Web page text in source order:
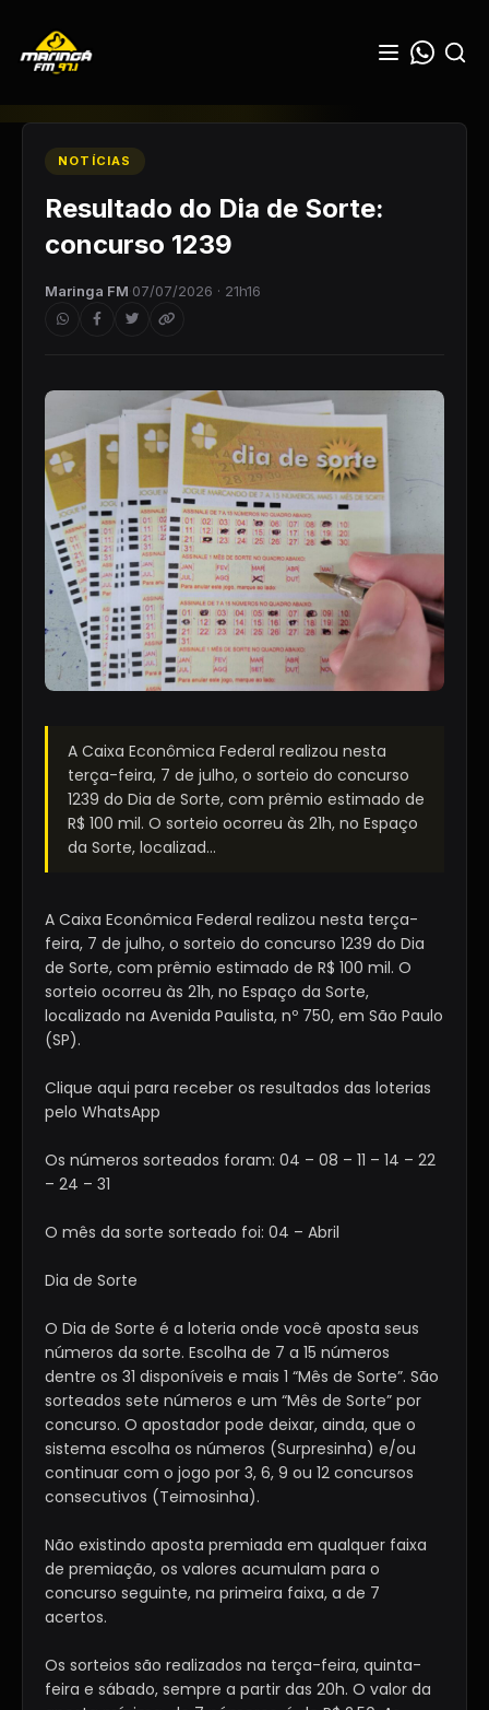
NOTÍCIAS
Resultado do Dia de Sorte:
concurso 1239
Maringa FM 07/07/2026 · 21h16
A Caixa Econômica Federal realizou nesta
terça-feira, 7 de julho, o sorteio do concurso
1239 do Dia de Sorte, com prêmio estimado de
R$ 100 mil. O sorteio ocorreu às 21h, no Espaço
da Sorte, localizad...
A Caixa Econômica Federal realizou nesta terça-
feira, 7 de julho, o sorteio do concurso 1239 do Dia
de Sorte, com prêmio estimado de R$ 100 mil. O
sorteio ocorreu às 21h, no Espaço da Sorte,
localizado na Avenida Paulista, nº 750, em São Paulo
(SP).
Clique aqui para receber os resultados das loterias
pelo WhatsApp
Os números sorteados foram: 04 – 08 – 11 – 14 – 22
– 24 – 31
O mês da sorte sorteado foi: 04 – Abril
Dia de Sorte
O Dia de Sorte é a loteria onde você aposta seus
números da sorte. Escolha de 7 a 15 números
dentre os 31 disponíveis e mais 1 “Mês de Sorte”. São
sorteados sete números e um “Mês de Sorte” por
concurso. O apostador pode deixar, ainda, que o
sistema escolha os números (Surpresinha) e/ou
continuar com o jogo por 3, 6, 9 ou 12 concursos
consecutivos (Teimosinha).
Não existindo aposta premiada em qualquer faixa
de premiação, os valores acumulam para o
concurso seguinte, na primeira faixa, a de 7
acertos.
Os sorteios são realizados na terça-feira, quinta-
feira e sábado, sempre a partir das 20h. O valor da